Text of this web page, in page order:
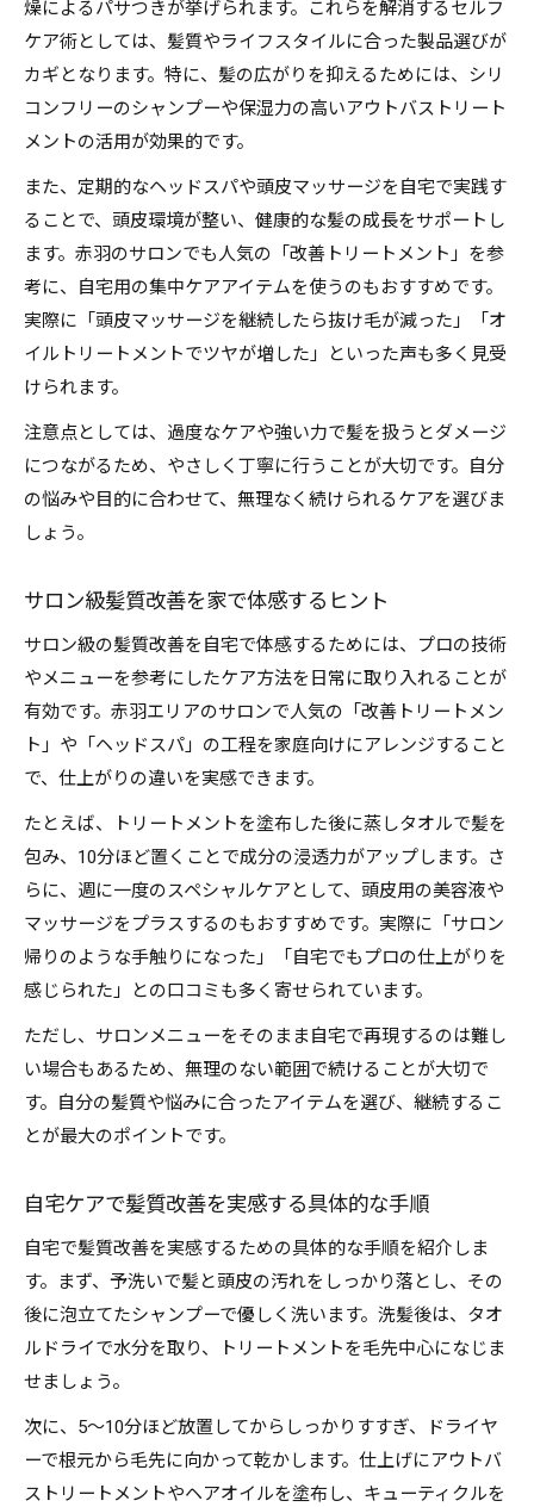
燥によるパサつきが挙げられます。これらを解消するセルフ
ケア術としては、髪質やライフスタイルに合った製品選びが
カギとなります。特に、髪の広がりを抑えるためには、シリ
コンフリーのシャンプーや保湿力の高いアウトバストリート
メントの活用が効果的です。
また、定期的なヘッドスパや頭皮マッサージを自宅で実践す
ることで、頭皮環境が整い、健康的な髪の成長をサポートし
ます。赤羽のサロンでも人気の「改善トリートメント」を参
考に、自宅用の集中ケアアイテムを使うのもおすすめです。
実際に「頭皮マッサージを継続したら抜け毛が減った」「オ
イルトリートメントでツヤが増した」といった声も多く見受
けられます。
注意点としては、過度なケアや強い力で髪を扱うとダメージ
につながるため、やさしく丁寧に行うことが大切です。自分
の悩みや目的に合わせて、無理なく続けられるケアを選びま
しょう。
サロン級髪質改善を家で体感するヒント
サロン級の髪質改善を自宅で体感するためには、プロの技術
やメニューを参考にしたケア方法を日常に取り入れることが
有効です。赤羽エリアのサロンで人気の「改善トリートメン
ト」や「ヘッドスパ」の工程を家庭向けにアレンジすること
で、仕上がりの違いを実感できます。
たとえば、トリートメントを塗布した後に蒸しタオルで髪を
包み、10分ほど置くことで成分の浸透力がアップします。さ
らに、週に一度のスペシャルケアとして、頭皮用の美容液や
マッサージをプラスするのもおすすめです。実際に「サロン
帰りのような手触りになった」「自宅でもプロの仕上がりを
感じられた」との口コミも多く寄せられています。
ただし、サロンメニューをそのまま自宅で再現するのは難し
い場合もあるため、無理のない範囲で続けることが大切で
す。自分の髪質や悩みに合ったアイテムを選び、継続するこ
とが最大のポイントです。
自宅ケアで髪質改善を実感する具体的な手順
自宅で髪質改善を実感するための具体的な手順を紹介しま
す。まず、予洗いで髪と頭皮の汚れをしっかり落とし、その
後に泡立てたシャンプーで優しく洗います。洗髪後は、タオ
ルドライで水分を取り、トリートメントを毛先中心になじま
せましょう。
次に、5～10分ほど放置してからしっかりすすぎ、ドライヤ
ーで根元から毛先に向かって乾かします。仕上げにアウトバ
ストリートメントやヘアオイルを塗布し、キューティクルを